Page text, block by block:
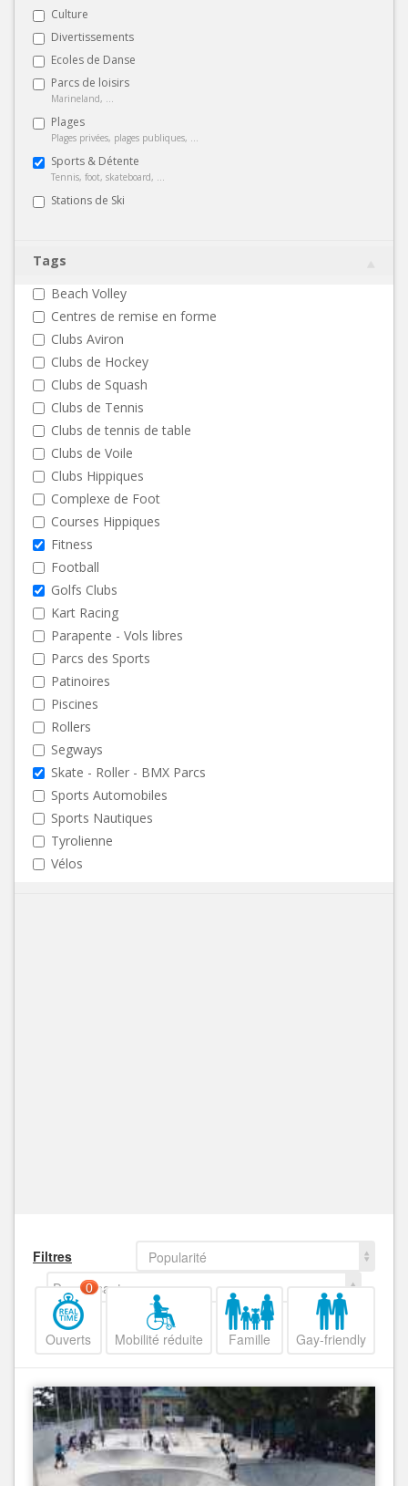
Culture
Divertissements
Ecoles de Danse
Parcs de loisirs
Marineland, ...
Plages
Plages privées, plages publiques, ...
Sports & Détente
Tennis, foot, skateboard, ...
Stations de Ski
Tags
Beach Volley
Centres de remise en forme
Clubs Aviron
Clubs de Hockey
Clubs de Squash
Clubs de Tennis
Clubs de tennis de table
Clubs de Voile
Clubs Hippiques
Complexe de Foot
Courses Hippiques
Fitness
Football
Golfs Clubs
Kart Racing
Parapente - Vols libres
Parcs des Sports
Patinoires
Piscines
Rollers
Segways
Skate - Roller - BMX Parcs
Sports Automobiles
Sports Nautiques
Tyrolienne
Vélos
Filtres
Popularité
Decroissant
Ouverts
0
Mobilité réduite Famille Gay-friendly